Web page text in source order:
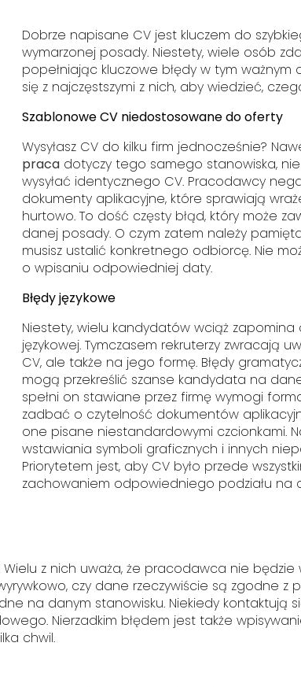
Dobrze napisane CV jest kluczem do
wymarzonej posady. Niestety, wiele osób
popełniając kluczowe błędy w tym ważnym
się z najczęstszymi z nich, aby wiedzieć,
Szablonowe CV niedostosowane do oferty
Wysyłasz CV do kilku firm jednocześnie?
pracadotyczy tego samego stanowiska, nie
wysyłać identycznego CV. Pracodawcy
dokumenty aplikacyjne, które sprawiają
hurtowo. To dość częsty błąd, który może
danej posady. O czym zatem należy
musisz ustalić konkretnego odbiorcę. Nie
o wpisaniu odpowiedniej daty.
Błędy językowe
Niestety, wielu kandydatów wciąż
językowej. Tymczasem rekruterzy zwracają
CV, ale także na jego formę. Błędy
mogą przekreślić szanse kandydata na
spełni on stawiane przez firmę wymogi
zadbać o czytelność dokumentów
one pisane niestandardowymi czcionkami.
wstawiania symboli graficznych i innych
Priorytetem jest, aby CV było przede
zachowaniem odpowiedniego podziału na
z nich uważa, że pracodawca nie będzie
czy dane rzeczywiście są zgodne z
na danym stanowisku. Niekiedy kontaktują
Nierzadkim błędem jest także
chwil.